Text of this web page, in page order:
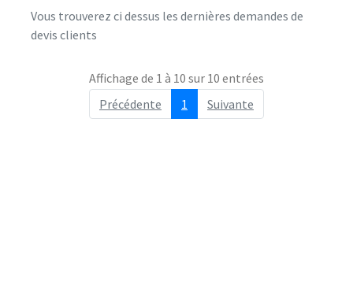
Vous trouverez ci dessus les dernières demandes de
devis clients
Affichage de 1 à 10 sur 10 entrées
Précédente
1 Suivante